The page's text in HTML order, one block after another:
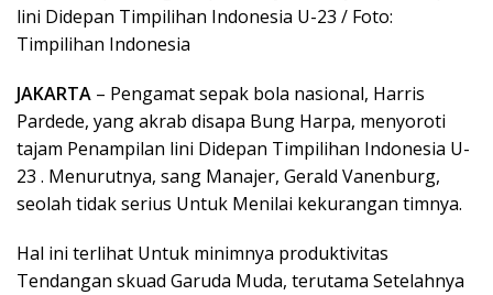
lini Didepan Timpilihan Indonesia U-23 / Foto:
Timpilihan Indonesia
JAKARTA – Pengamat sepak bola nasional, Harris
Pardede, yang akrab disapa Bung Harpa, menyoroti
tajam Penampilan lini Didepan Timpilihan Indonesia U-
23 . Menurutnya, sang Manajer, Gerald Vanenburg,
seolah tidak serius Untuk Menilai kekurangan timnya.
Hal ini terlihat Untuk minimnya produktivitas
Tendangan skuad Garuda Muda, terutama Setelahnya